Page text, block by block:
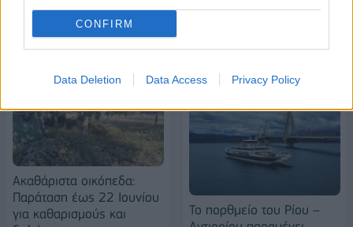
CONFIRM
Data Deletion Data Access Privacy Policy
ΠΕΡΙΣΣΌΤΕΡΑ ΣΕ ΑΥΤΉ ΤΗΝ ΚΑΤΗΓΟΡΊΑ
Ακαθάριστα οικόπεδα:
Παράταση έως 22 Ιουνίου
για καθαρισμούς και
Το πορθμείο του Ρίου –